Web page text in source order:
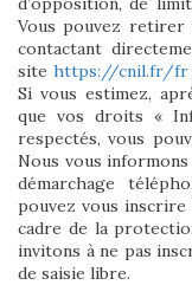
Vous pouvez retirer
contactant
site https://cnil.fr/fr
Si vous estimez,
que vos droits «
respectés, vous
Nous vous
démarchage
pouvez vous
cadre de la
invitons à ne pas
de saisie libre.